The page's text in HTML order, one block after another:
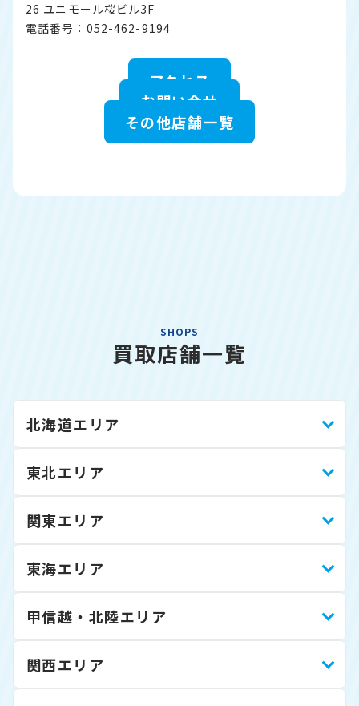
26 ユニモール桜ビル3F
電話番号：052-462-9194
アクセス
お問い合せ
その他店舗一覧
SHOPS
買取店舗一覧
北海道エリア
東北エリア
関東エリア
東海エリア
甲信越・北陸エリア
関西エリア